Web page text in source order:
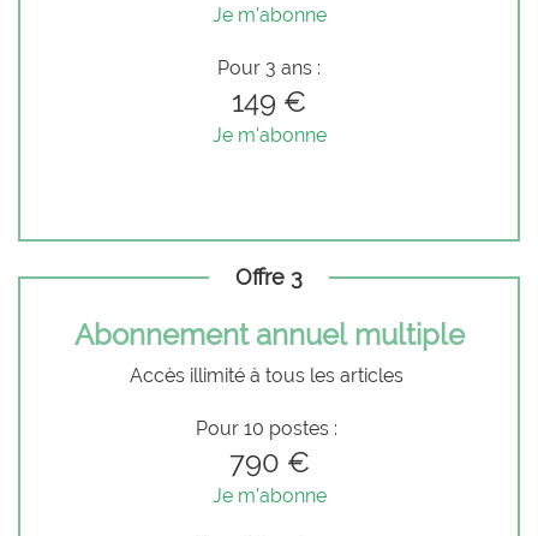
Je m'abonne
Pour 3 ans :
149 €
Je m'abonne
Offre 3
Abonnement annuel multiple
Accès illimité à tous les articles
Pour 10 postes :
790 €
Je m'abonne